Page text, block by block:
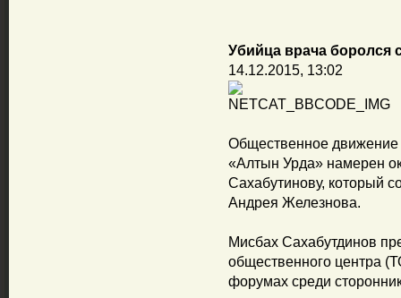
Убийца врача боролся
14.12.2015, 13:02
Общественное движение
«Алтын Урда» намерен
Сахабутинову, который
Андрея Железнова.
Мисбах Сахабутдинов
общественного центра
форумах среди